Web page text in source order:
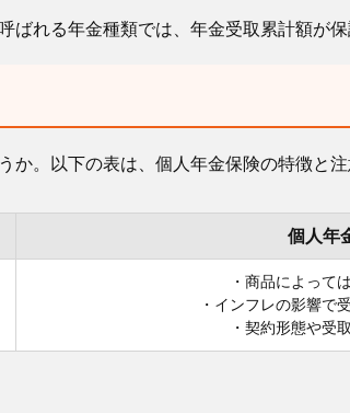
れる年金種類では、年金受取累計額
。以下の表は、個人年金保険の特徴と注
個人年
・商品によって
・インフレの影響で
・契約形態や受